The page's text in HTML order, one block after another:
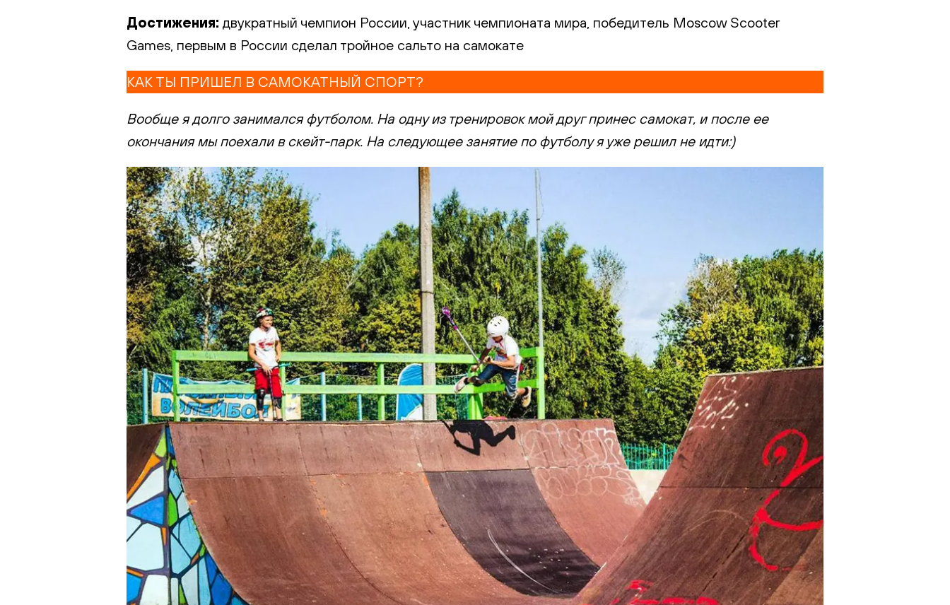
Достижения: двукратный чемпион России, участник чемпионата мира, победитель Moscow Scooter
Games, первым в России сделал тройное сальто на самокате
КАК ТЫ ПРИШЕЛ В САМОКАТНЫЙ СПОРТ?
Вообще я долго занимался футболом. На одну из тренировок мой друг принес самокат, и после ее
окончания мы поехали в скейт-парк. На следующее занятие по футболу я уже решил не идти:)
ПОДТВЕРЖДЕНИЕ
EMAIL
Введи код подтверждения*
ОТПРАВИТЬ
Нажимая кнопку “Подписаться”, вы соглашаетесь на обработку
персональных данных в соответствии сПолитикой
конфиденциальности